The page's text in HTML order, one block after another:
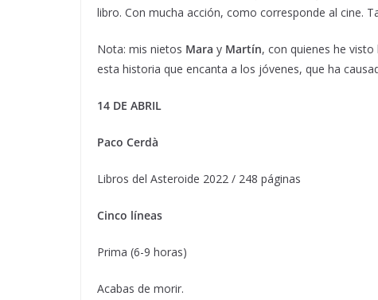
libro. Con mucha acción, como corresponde al cine.
Nota: mis nietos Mara y Martín, con quienes he
esta historia que encanta a los jóvenes, que ha
14 DE ABRIL
Paco Cerdà
Libros del Asteroide 2022 / 248 páginas
Cinco líneas
Prima (6-9 horas)
Acabas de morir.